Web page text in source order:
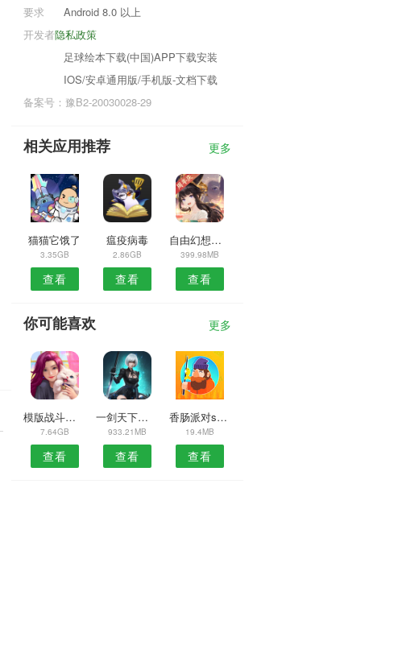
要求
Android 8.0 以上
隐私政策
开发者
足球绘本下载(中国)APP下载安装
IOS/安卓通用版/手机版-文档下载
备案号：豫B2-20030028-29
相关应用推荐 更多
猫猫它饿了
3.35GB
查看
瘟疫病毒
2.86GB
查看
自由幻想星耀版
399.98MB
查看
你可能喜欢 更多
模版战斗之心传承中文汉化版1.5.4
7.64GB
查看
一剑天下傲剑遮天
933.21MB
查看
香肠派对s6赛季
19.4MB
查看